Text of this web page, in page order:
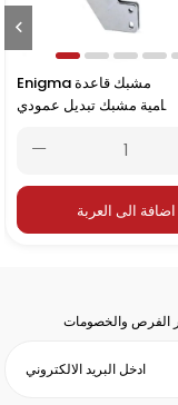
Enigma مشبك قاعدة
أمامية مشبك تبديل عمودي
اضافة الى العربة